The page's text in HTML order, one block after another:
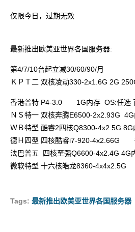
仅限今日，过期无效
最新推出欧美亚世界各国服务器:
第4/7/10台起立减30/60/90/月
ＫＰＴ二 双核凌动330-2x1.6G 2G
香港普特 P4-3.0 1G内存 OS:任选
ＮＳ特一 双核奔腾E6500-2x2.93G
ＷＢ特型 酷睿2四核Q8300-4x2.5G
德Ｈ四型 四核酷睿i7-920-4x2.66G
法巴普五 四核至强Q6600-4x2.4G 4G
微软特型 十六核皓龙8360-4x4x2.5G
Tags: 最新推出欧美亚世界各国服务器